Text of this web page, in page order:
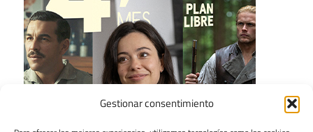
Gestionar consentimiento